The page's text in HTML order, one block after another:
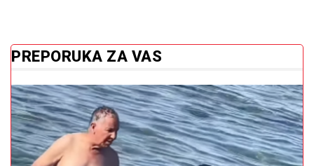
PREPORUKA ZA VAS